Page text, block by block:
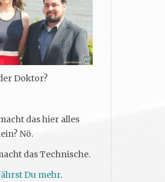
Doktor?
das hier alles
Nö.
das Technische.
Du mehr.